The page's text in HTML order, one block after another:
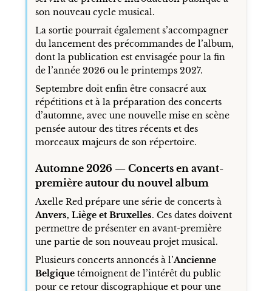
son nouveau cycle musical.
La sortie pourrait également s’accompagner
du lancement des précommandes de l’album,
dont la publication est envisagée pour la fin
de l’année 2026 ou le printemps 2027.
Septembre doit enfin être consacré aux
répétitions et à la préparation des concerts
d’automne, avec une nouvelle mise en scène
pensée autour des titres récents et des
morceaux majeurs de son répertoire.
Automne 2026 — Concerts en avant-
première autour du nouvel album
Axelle Red prépare une série de concerts à
Anvers, Liège et Bruxelles. Ces dates doivent
permettre de présenter en avant-première
une partie de son nouveau projet musical.
Plusieurs concerts annoncés à l’Ancienne
Belgiquetémoignent de l’intérêt du public
pour ce retour discographique et pour une